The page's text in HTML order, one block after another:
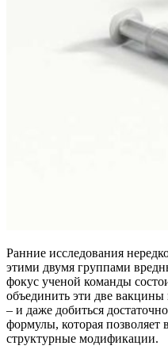
Ранние исследования
этими двумя группами
фокус ученой команды
объединить эти две вакцины
– и даже добиться
формулы, которая позволяет
структурные модификации.